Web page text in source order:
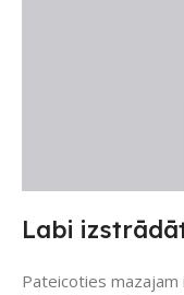
Labi
Pateicoties